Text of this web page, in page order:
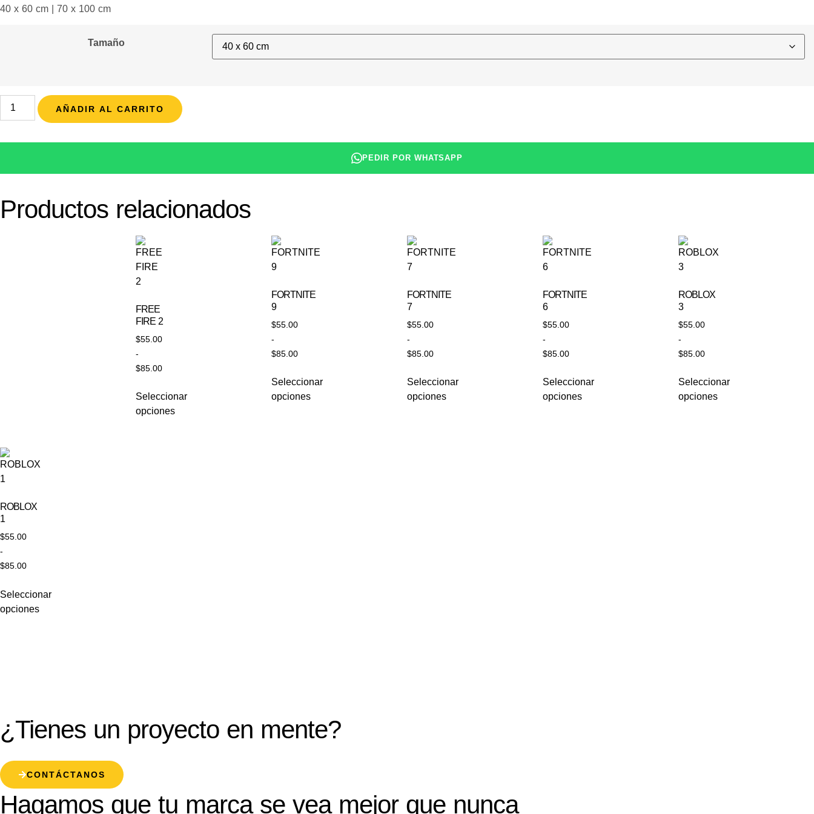
40 x 60 cm | 70 x 100 cm
Tamaño
AÑADIR AL CARRITO
PEDIR POR WHATSAPP
Productos relacionados
FREE
FIRE 2
$55.00
-
$85.00
Seleccionar
opciones
FORTNITE
9
$55.00
-
$85.00
Seleccionar
opciones
FORTNITE
7
$55.00
-
$85.00
Seleccionar
opciones
FORTNITE
6
$55.00
-
$85.00
Seleccionar
opciones
ROBLOX
3
$55.00
-
$85.00
Seleccionar
opciones
ROBLOX
1
$55.00
-
$85.00
Seleccionar
opciones
¿Tienes un proyecto en mente?
CONTÁCTANOS
Hagamos que tu marca se vea mejor que nunca